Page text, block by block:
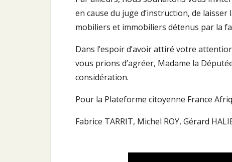
en cause du juge d’instruction, de
mobiliers et immobiliers détenus par la
Dans l’espoir d’avoir attiré votre
vous prions d’agréer, Madame la
considération.
Pour la Plateforme citoyenne France
Fabrice TARRIT, Michel ROY, Gérard